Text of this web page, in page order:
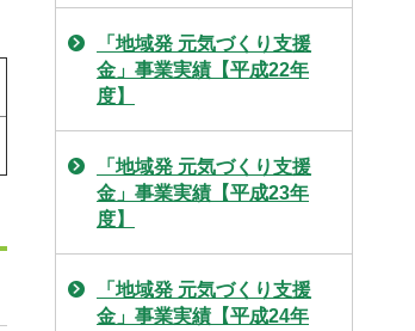
「地域発 元気づくり支援
金」事業実績【平成22年
度】
「地域発 元気づくり支援
金」事業実績【平成23年
度】
「地域発 元気づくり支援
金」事業実績【平成24年